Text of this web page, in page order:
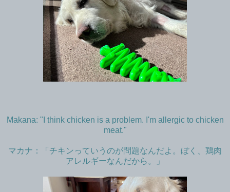
Makana: "I think chicken is a problem. I'm allergic to chicken
meat."
マカナ：「チキンっていうのが問題なんだよ。ぼく、鶏肉
アレルギーなんだから。」